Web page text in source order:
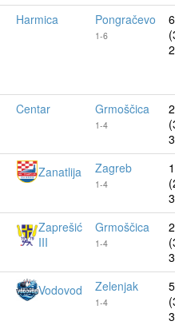
Harmica Pongračevo
1-6
Centar Grmoščica
1-4
Zanatlija Zagreb
1-4
Zaprešić
III
Grmoščica
1-4
Vodovod Zelenjak
1-4